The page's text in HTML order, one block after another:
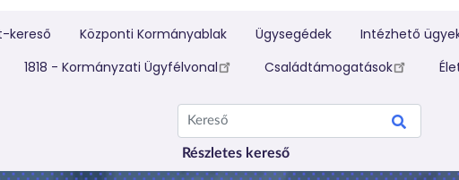
a
o
r
a
menü
kereső Központi Kormányablak Ügysegédek Intézhető
1818 - Kormányzati Ügyfélvonal
Családtámogatások
Kereső
Részletes kereső